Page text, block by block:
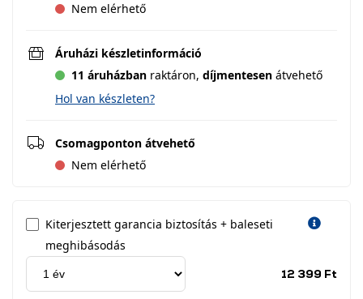
Nem elérhető
Áruházi készletinformáció
11 áruházban raktáron, díjmentesen átvehető
Hol van készleten?
Csomagponton átvehető
Nem elérhető
Kiterjesztett garancia biztosítás + baleseti
meghibásodás
12 399 Ft